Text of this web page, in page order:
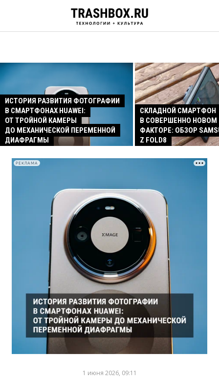
ИСТОРИЯ РАЗВИТИЯ ФОТОГРАФИИ
В СМАРТФОНАХ HUAWEI:
ОТ ТРОЙНОЙ КАМЕРЫ
ДО МЕХАНИЧЕСКОЙ ПЕРЕМЕННОЙ
ДИАФРАГМЫ
СКЛАДНОЙ СМАРТФОН
В СОВЕРШЕННО
ФАКТОРЕ: ОБЗОР
Z FOLD8
РЕКЛАМА
1 июня 2026, 09:11